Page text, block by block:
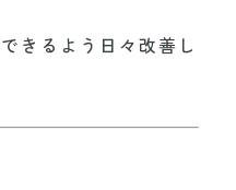
きるよう日々改善し